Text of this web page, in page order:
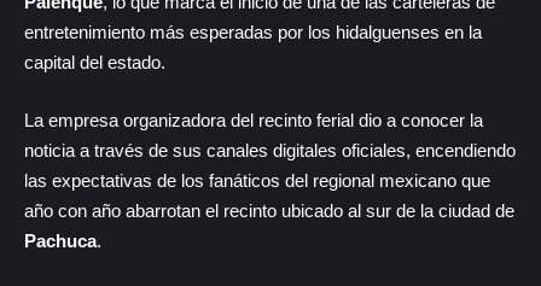
entretenimiento más esperadas por los hidalguenses en la
capital del estado.
La empresa organizadora del recinto ferial dio a conocer la
noticia a través de sus canales digitales oficiales, encendiendo
las expectativas de los fanáticos del regional mexicano que
año con año abarrotan el recinto ubicado al sur de la ciudad de
Pachuca.